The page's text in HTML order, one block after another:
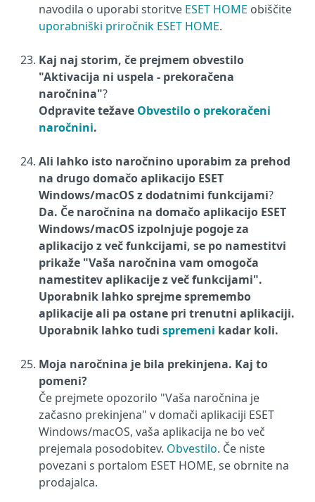
navodila o uporabi storitve ESET HOME obiščite
uporabniški priročnik ESET HOME.
Kaj naj storim, če prejmem obvestilo
"Aktivacija ni uspela - prekoračena
naročnina"?
Odpravite težave Obvestilo o prekoračeni
naročnini.
Ali lahko isto naročnino uporabim za prehod
na drugo domačo aplikacijo ESET
Windows/macOS z dodatnimi funkcijami?
Da. Če naročnina na domačo aplikacijo ESET
Windows/macOS izpolnjuje pogoje za
aplikacijo z več funkcijami, se po namestitvi
prikaže "Vaša naročnina vam omogoča
namestitev aplikacije z več funkcijami".
Uporabnik lahko sprejme spremembo
aplikacije ali pa ostane pri trenutni aplikaciji.
Uporabnik lahko tudi spremeni kadar koli.
Moja naročnina je bila prekinjena. Kaj to
pomeni?
Če prejmete opozorilo "Vaša naročnina je
začasno prekinjena" v domači aplikaciji ESET
Windows/macOS, vaša aplikacija ne bo več
prejemala posodobitev. Obvestilo. Če niste
povezani s portalom ESET HOME, se obrnite na
prodajalca.